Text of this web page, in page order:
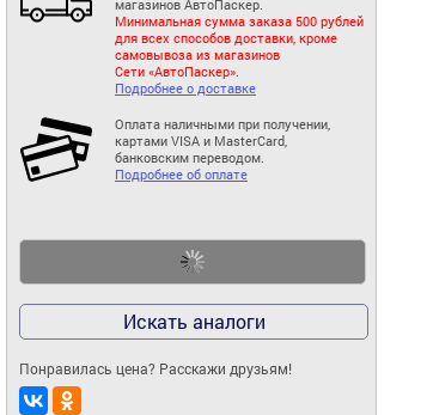
магазинов АвтоПаскер.
Минимальная сумма заказа 500 рублей
для всех способов доставки, кроме
самовывоза из магазинов
Сети «АвтоПаскер».
Подробнее о доставке
Оплата наличными при получении,
картами VISA и MasterCard,
банковским переводом.
Подробнее об оплате
Искать аналоги
Понравилась цена? Расскажи друзьям!